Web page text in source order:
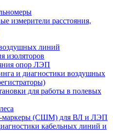
измерители расстояния,
линий
изоляторов
опор ЛЭП
и диагностики воздушных
для работы в полевых
маркеры (СШМ) для ВЛ и ЛЭП
кабельных линий и